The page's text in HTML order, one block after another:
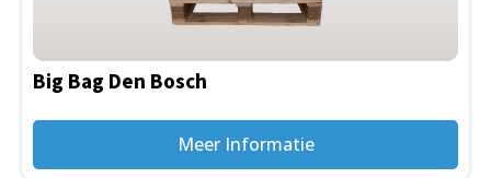
Big Bag Den Bosch
Meer Informatie